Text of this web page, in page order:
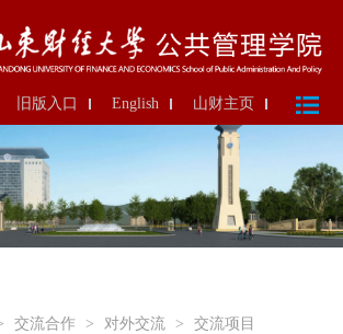
山财主页
English
旧版入口
交流合作 > 对外交流 > 交流项目